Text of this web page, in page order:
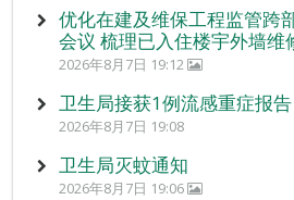
优化在建及维保工程监管跨
会议 梳理已入住楼宇外墙维
2026年8月7日 19:12
卫生局接获1例流感重症报告
2026年8月7日 19:08
卫生局灭蚊通知
2026年8月7日 19:06